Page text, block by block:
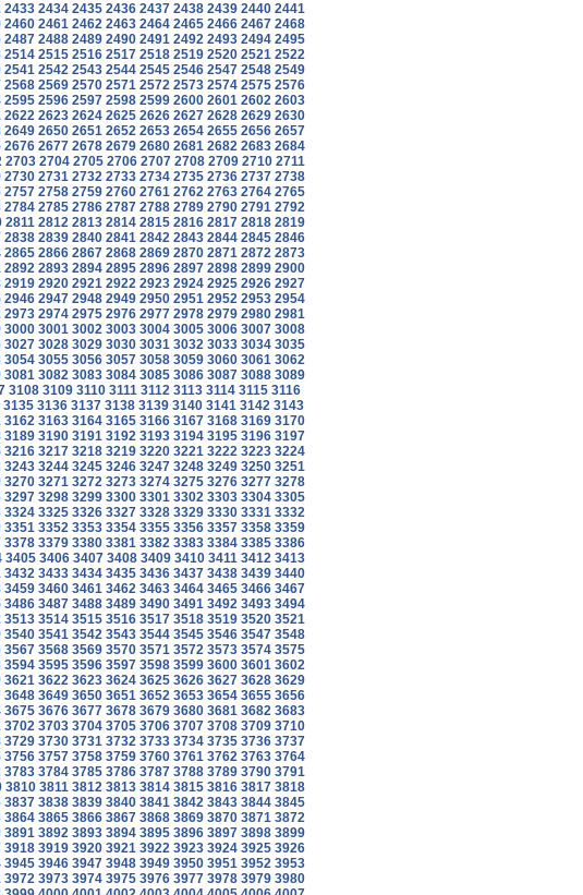
2433 2434 2435 2436 2437 2438 2439 2440 2441
2460 2461 2462 2463 2464 2465 2466 2467 2468
2487 2488 2489 2490 2491 2492 2493 2494 2495
2514 2515 2516 2517 2518 2519 2520 2521 2522
2541 2542 2543 2544 2545 2546 2547 2548 2549
2568 2569 2570 2571 2572 2573 2574 2575 2576
2595 2596 2597 2598 2599 2600 2601 2602 2603
2622 2623 2624 2625 2626 2627 2628 2629 2630
2649 2650 2651 2652 2653 2654 2655 2656 2657
2676 2677 2678 2679 2680 2681 2682 2683 2684
2703 2704 2705 2706 2707 2708 2709 2710 2711
2730 2731 2732 2733 2734 2735 2736 2737 2738
2757 2758 2759 2760 2761 2762 2763 2764 2765
2784 2785 2786 2787 2788 2789 2790 2791 2792
2811 2812 2813 2814 2815 2816 2817 2818 2819
2838 2839 2840 2841 2842 2843 2844 2845 2846
2865 2866 2867 2868 2869 2870 2871 2872 2873
2892 2893 2894 2895 2896 2897 2898 2899 2900
2919 2920 2921 2922 2923 2924 2925 2926 2927
2946 2947 2948 2949 2950 2951 2952 2953 2954
2973 2974 2975 2976 2977 2978 2979 2980 2981
3000 3001 3002 3003 3004 3005 3006 3007 3008
3027 3028 3029 3030 3031 3032 3033 3034 3035
3054 3055 3056 3057 3058 3059 3060 3061 3062
3081 3082 3083 3084 3085 3086 3087 3088 3089
3108 3109 3110 3111 3112 3113 3114 3115 3116
3135 3136 3137 3138 3139 3140 3141 3142 3143
3162 3163 3164 3165 3166 3167 3168 3169 3170
3189 3190 3191 3192 3193 3194 3195 3196 3197
3216 3217 3218 3219 3220 3221 3222 3223 3224
3243 3244 3245 3246 3247 3248 3249 3250 3251
3270 3271 3272 3273 3274 3275 3276 3277 3278
3297 3298 3299 3300 3301 3302 3303 3304 3305
3324 3325 3326 3327 3328 3329 3330 3331 3332
3351 3352 3353 3354 3355 3356 3357 3358 3359
3378 3379 3380 3381 3382 3383 3384 3385 3386
3405 3406 3407 3408 3409 3410 3411 3412 3413
3432 3433 3434 3435 3436 3437 3438 3439 3440
3459 3460 3461 3462 3463 3464 3465 3466 3467
3486 3487 3488 3489 3490 3491 3492 3493 3494
3513 3514 3515 3516 3517 3518 3519 3520 3521
3540 3541 3542 3543 3544 3545 3546 3547 3548
3567 3568 3569 3570 3571 3572 3573 3574 3575
3594 3595 3596 3597 3598 3599 3600 3601 3602
3621 3622 3623 3624 3625 3626 3627 3628 3629
3648 3649 3650 3651 3652 3653 3654 3655 3656
3675 3676 3677 3678 3679 3680 3681 3682 3683
3702 3703 3704 3705 3706 3707 3708 3709 3710
3729 3730 3731 3732 3733 3734 3735 3736 3737
3756 3757 3758 3759 3760 3761 3762 3763 3764
3783 3784 3785 3786 3787 3788 3789 3790 3791
3810 3811 3812 3813 3814 3815 3816 3817 3818
3837 3838 3839 3840 3841 3842 3843 3844 3845
3864 3865 3866 3867 3868 3869 3870 3871 3872
3891 3892 3893 3894 3895 3896 3897 3898 3899
3918 3919 3920 3921 3922 3923 3924 3925 3926
3945 3946 3947 3948 3949 3950 3951 3952 3953
3972 3973 3974 3975 3976 3977 3978 3979 3980